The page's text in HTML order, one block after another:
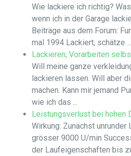
Wie lackiere ich richtig?
wenn ich in der Garage
Beiträge aus dem Forum:
mal 1994 Lackiert, schätze ...
Lackieren, Vorarbeiten
Will meine ganze
lackieren lassen. Will aber
machen. Kann mir jemand
wie ich das ...
Leistungsverlust bei hohen
Wirkung: Zunächst unrunder
grösser 9000 U/min
der Laufeigenschaften bis